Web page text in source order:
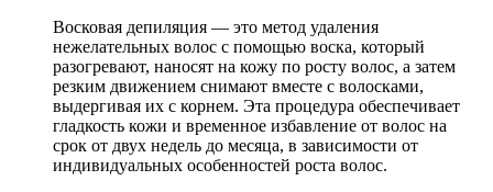
Восковая депиляция — это метод удаления
нежелательных волос с помощью воска, который
разогревают, наносят на кожу по росту волос, а затем
резким движением снимают вместе с волосками,
выдергивая их с корнем. Эта процедура обеспечивает
гладкость кожи и временное избавление от волос на
срок от двух недель до месяца, в зависимости от
индивидуальных особенностей роста волос.